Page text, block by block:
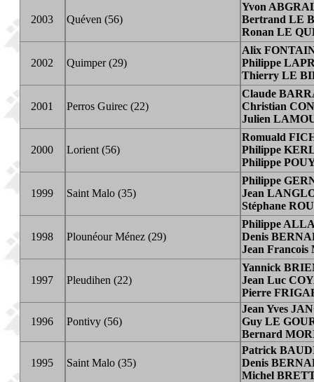
2003 Quéven (56)
Yvon
Bertrand LE
Ronan LE
2002 Quimper (29)
Alix
Philippe
Thierry LE
2001 Perros Guirec (22)
Claude
Christian
Julien
2000 Lorient (56)
Romuald
Philippe
Philippe
1999 Saint Malo (35)
Philippe
Jean
Stéphane
1998 Plounéour Ménez (29)
Philippe
Denis
Jean
1997 Pleudihen (22)
Yannick
Jean Luc
Pierre
1996 Pontivy (56)
Jean Yves
Guy LE
Bernard
1995 Saint Malo (35)
Patrick
Denis
Michel